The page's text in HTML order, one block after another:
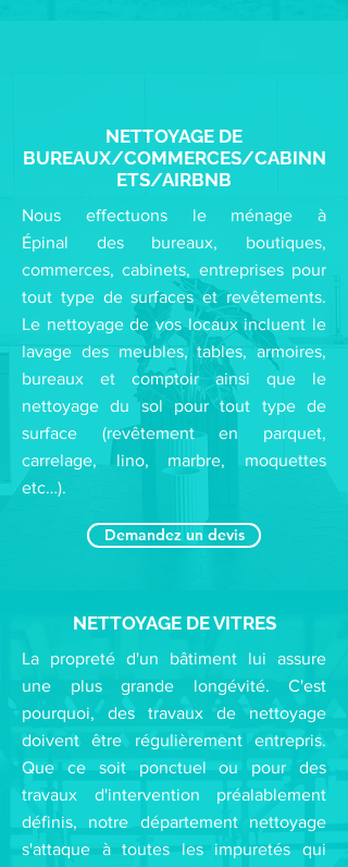
NETTOYAGE DE
BUREAUX/COMMERCES/CABINN
ETS/AIRBNB
Nous effectuons le ménage à
Épinal des bureaux, boutiques,
commerces, cabinets, entreprises pour
tout type de surfaces et revêtements.
Le nettoyage de vos locaux incluent le
lavage des meubles, tables, armoires,
bureaux et comptoir ainsi que le
nettoyage du sol pour tout type de
surface (revêtement en parquet,
carrelage, lino, marbre, moquettes
etc…).
Demandez un devis
NETTOYAGE DE VITRES
La propreté d'un bâtiment lui assure
une plus grande longévité. C'est
pourquoi, des travaux de nettoyage
doivent être régulièrement entrepris.
Que ce soit ponctuel ou pour des
travaux d'intervention préalablement
définis, notre département nettoyage
s'attaque à toutes les impuretés qui